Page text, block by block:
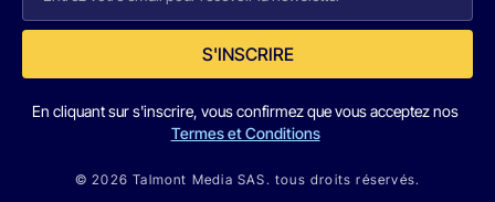
S'INSCRIRE
En cliquant sur s'inscrire, vous confirmez que vous acceptez nos
Termes et Conditions
© 2026 Talmont Media SAS. tous droits réservés.